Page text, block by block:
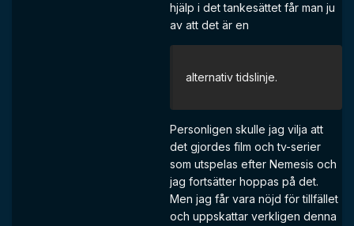
hjälp i det tankesättet får man ju
av att det är en
alternativ tidslinje.
Personligen skulle jag vilja att
det gjordes film och tv-serier
som utspelas efter Nemesis och
jag fortsätter hoppas på det.
Men jag får vara nöjd för tillfället
och uppskattar verkligen denna